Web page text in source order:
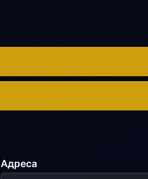
Адреса